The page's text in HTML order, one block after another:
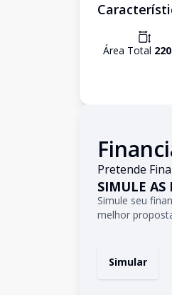
Área Total 220
Pretende
SIMULE AS
Simule seu
melhor
Simular